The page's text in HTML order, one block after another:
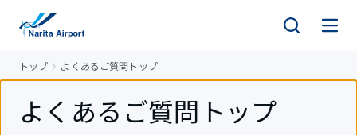
トップ よくあるご質問トップ
よくあるご質問トップ